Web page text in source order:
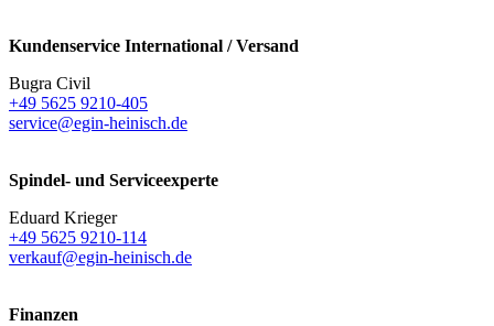
Kundenservice International / Versand
Bugra Civil
+49 5625 9210-405
service@egin-heinisch.de
Spindel- und Serviceexperte
Eduard Krieger
+49 5625 9210-114
verkauf@egin-heinisch.de
Finanzen